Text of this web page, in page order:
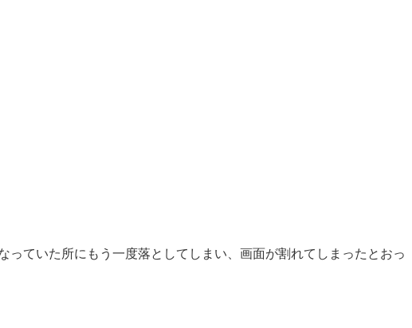
ていた所にもう一度落としてしまい、画面が割れてしまったとおっ